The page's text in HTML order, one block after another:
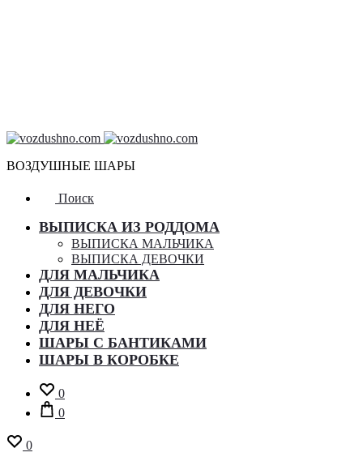
ВОЗДУШНЫЕ ШАРЫ
Поиск
ВЫПИСКА ИЗ РОДДОМА
ВЫПИСКА МАЛЬЧИКА
ВЫПИСКА ДЕВОЧКИ
ДЛЯ МАЛЬЧИКА
ДЛЯ ДЕВОЧКИ
ДЛЯ НЕГО
ДЛЯ НЕЁ
ШАРЫ С БАНТИКАМИ
ШАРЫ В КОРОБКЕ
0
0
0